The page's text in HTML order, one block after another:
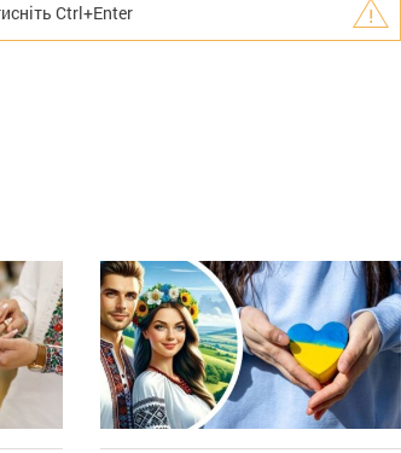
Ctrl+Enter